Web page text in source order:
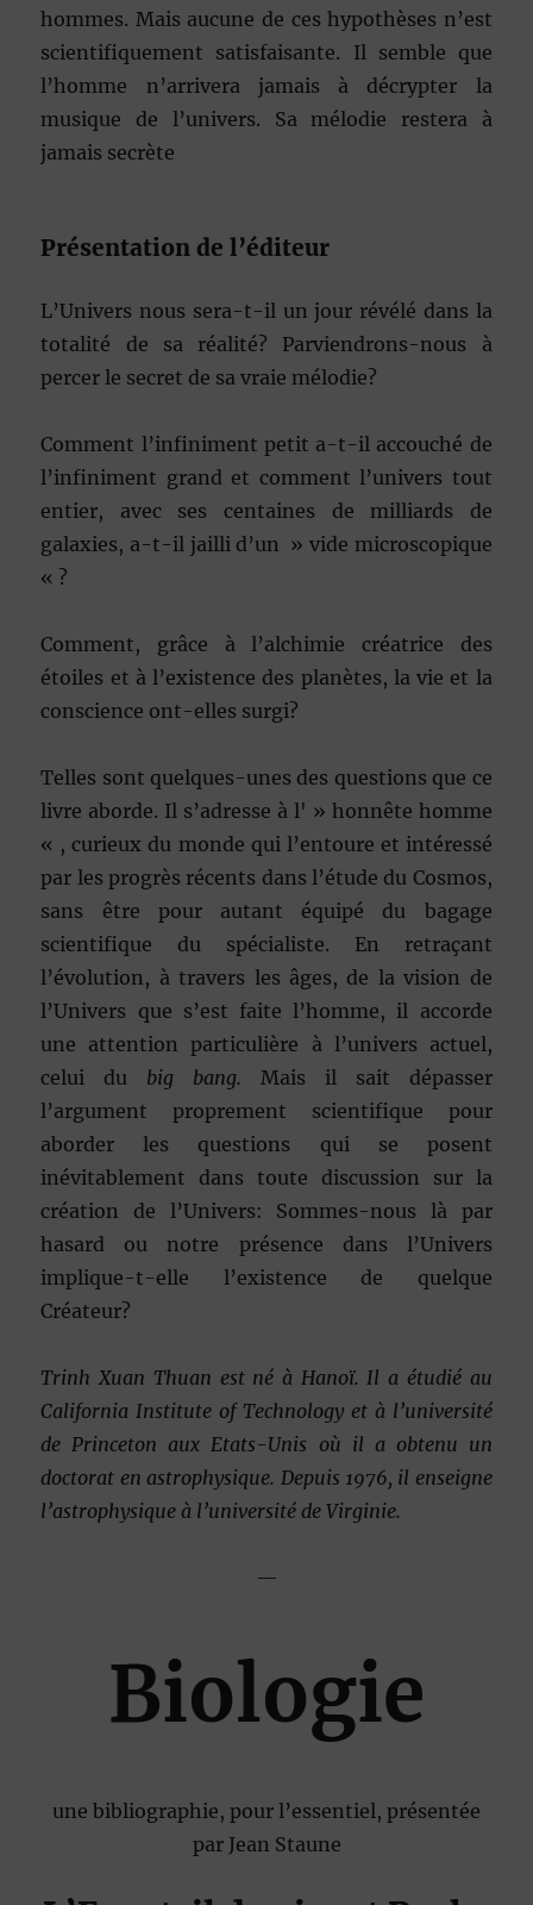
hommes. Mais aucune de ces hypothèses n’est
scientifiquement satisfaisante. Il semble que
l’homme n’arrivera jamais à décrypter la
musique de l’univers. Sa mélodie restera à
jamais secrète
Présentation de l’éditeur
L’Univers nous sera-t-il un jour révélé dans la
totalité de sa réalité? Parviendrons-nous à
percer le secret de sa vraie mélodie?
Comment l’infiniment petit a-t-il accouché de
l’infiniment grand et comment l’univers tout
entier, avec ses centaines de milliards de
galaxies, a-t-il jailli d’un » vide microscopique
« ?
Comment, grâce à l’alchimie créatrice des
étoiles et à l’existence des planètes, la vie et la
conscience ont-elles surgi?
Telles sont quelques-unes des questions que ce
livre aborde. Il s’adresse à l' » honnête homme
« , curieux du monde qui l’entoure et intéressé
par les progrès récents dans l’étude du Cosmos,
sans être pour autant équipé du bagage
scientifique du spécialiste. En retraçant
l’évolution, à travers les âges, de la vision de
l’Univers que s’est faite l’homme, il accorde
une attention particulière à l’univers actuel,
celui du big bang. Mais il sait dépasser
l’argument proprement scientifique pour
aborder les questions qui se posent
inévitablement dans toute discussion sur la
création de l’Univers: Sommes-nous là par
hasard ou notre présence dans l’Univers
implique-t-elle l’existence de quelque
Créateur?
Trinh Xuan Thuan est né à Hanoï. Il a étudié au
California Institute of Technology et à l’université
de Princeton aux Etats-Unis où il a obtenu un
doctorat en astrophysique. Depuis 1976, il enseigne
l’astrophysique à l’université de Virginie.
—
Biologie
une bibliographie, pour l’essentiel, présentée
par Jean Staune